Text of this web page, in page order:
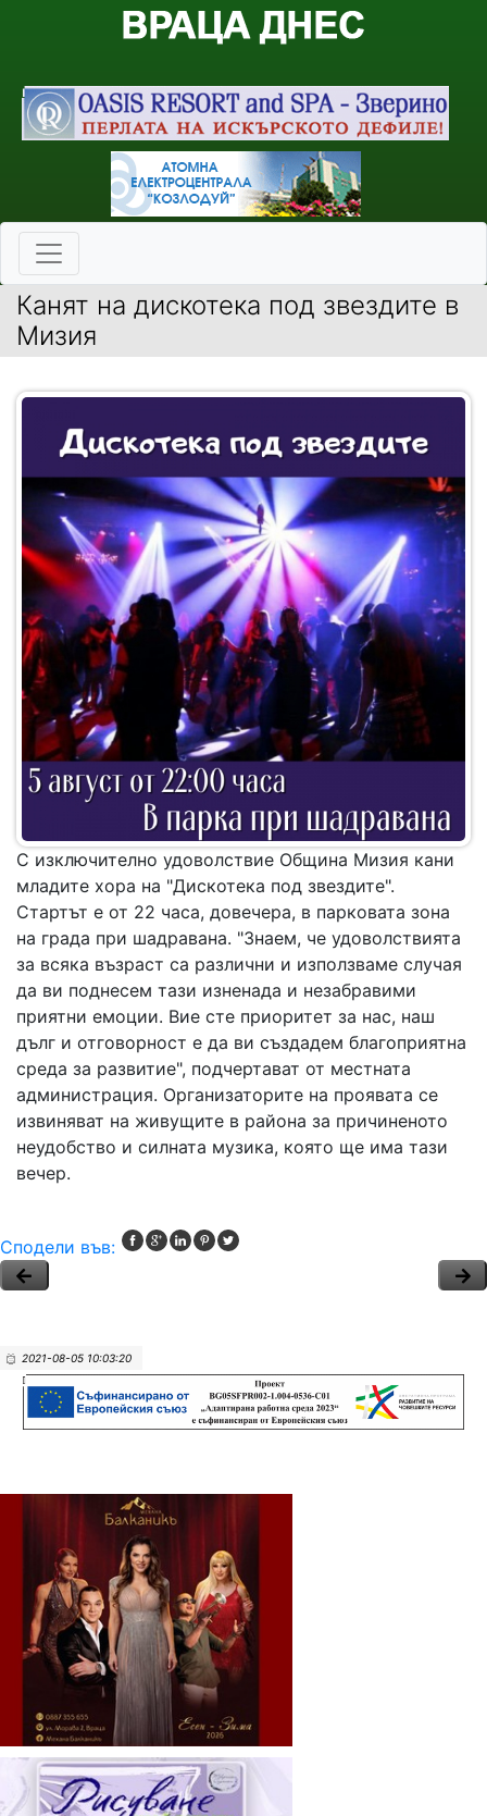
Канят на дискотека под звездите в
Мизия
С изключително удоволствие Община Мизия кани
младите хора на "Дискотека под звездите".
Стартът е от 22 часа, довечера, в парковата зона
на града при шадравана. "Знаем, че удоволствията
за всяка възраст са различни и използваме случая
да ви поднесем тази изненада и незабравими
приятни емоции. Вие сте приоритет за нас, наш
дълг и отговорност е да ви създадем благоприятна
среда за развитие", подчертават от местната
администрация. Организаторите на проявата се
извиняват на живущите в района за причиненото
неудобство и силната музика, която ще има тази
вечер.
Сподели във:
2021-08-05 10:03:20